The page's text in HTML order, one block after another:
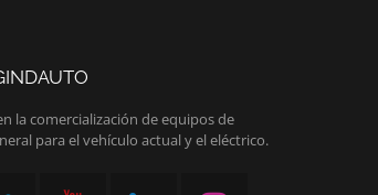
la comercialización de equipos de
para el vehículo actual y el eléctrico.